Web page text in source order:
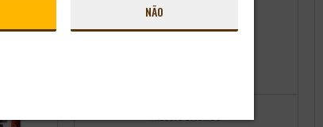
PRODUTO ESGOTADO
NÃO